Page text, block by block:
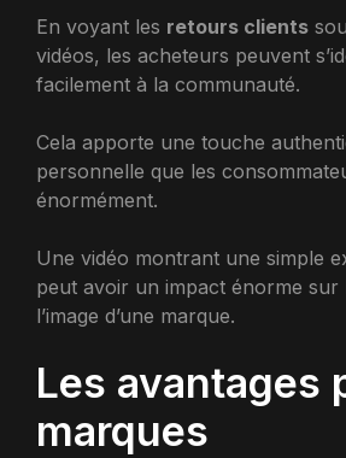
En voyant les retours clients
vidéos, les acheteurs peuvent
facilement à la communauté.
Cela apporte une touche
personnelle que les
énormément.
Une vidéo montrant une simple
peut avoir un impact énorme sur
l’image d’une marque.
Les avantages
marques